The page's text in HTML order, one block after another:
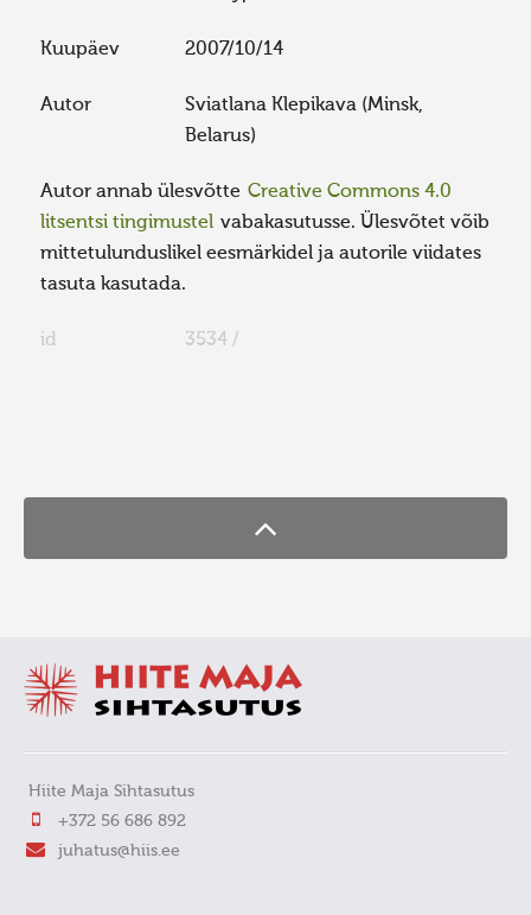
Kuupäev 2007/10/14
Autor
Sviatlana Klepikava (Minsk,
Belarus)
Autor annab ülesvõtte Creative Commons 4.0
litsentsi tingimustel vabakasutusse. Ülesvõtet võib
mittetulunduslikel eesmärkidel ja autorile viidates
tasuta kasutada.
id 3534 /
Hiite Maja Sihtasutus
+372 56 686 892
juhatus@hiis.ee